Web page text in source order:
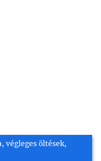
végleges öltések,